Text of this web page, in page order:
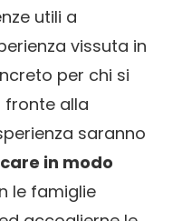
utili a
vissuta in
per chi si
fronte alla
saranno
in modo
le famiglie